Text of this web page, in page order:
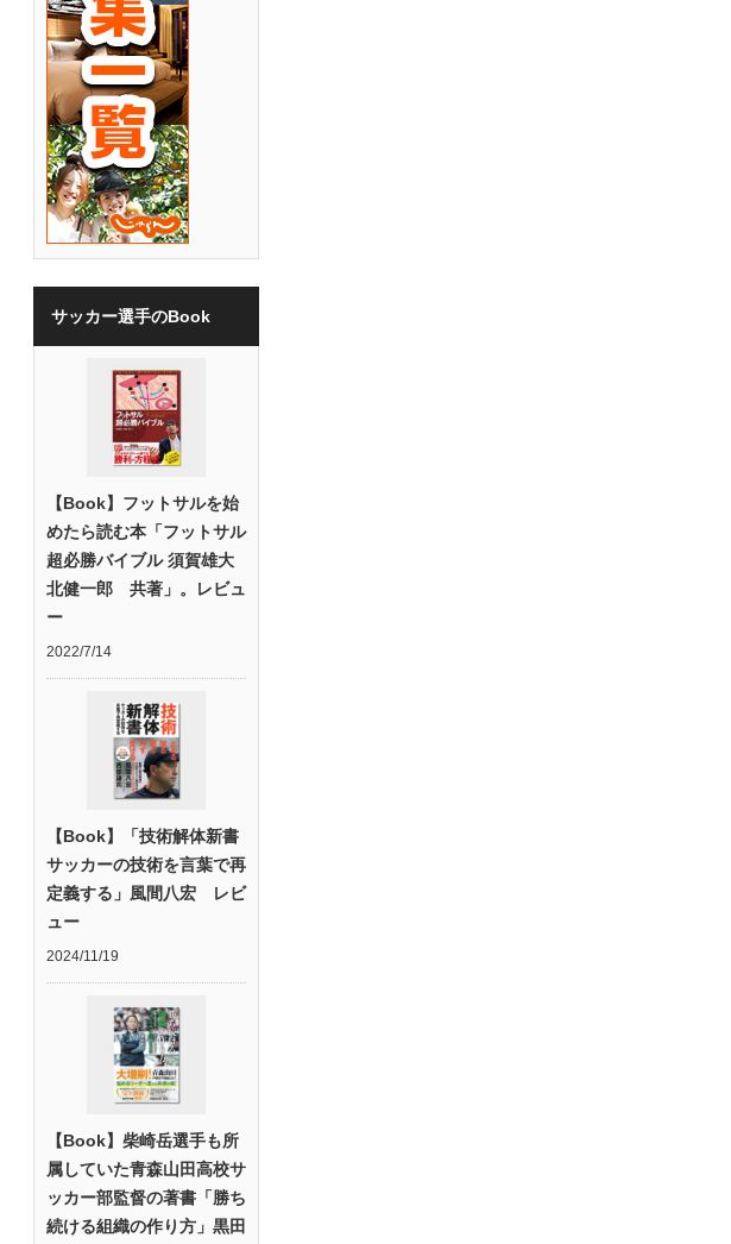
サッカー選手のBook
【Book】フットサルを始
めたら読む本「フットサル
超必勝バイブル 須賀雄大
北健一郎 共著」。レビュ
ー
2022/7/14
【Book】「技術解体新書
サッカーの技術を言葉で再
定義する」風間八宏 レビ
ュー
2024/11/19
【Book】柴崎岳選手も所
属していた青森山田高校サ
ッカー部監督の著書「勝ち
続ける組織の作り方」黒田